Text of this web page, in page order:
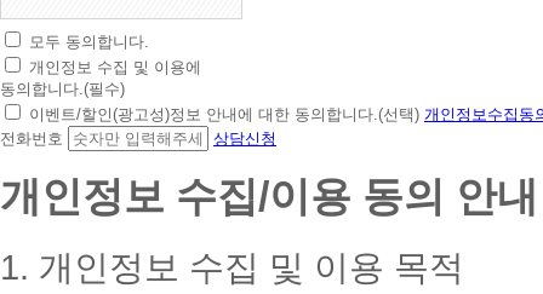
초
간
편
상
담
청
대
폰
모두 동의합니다.
개인정보 수집 및 이용에
동의합니다.(필수)
이벤트/할인(광고성)정보 안내에 대한 동의합니다.(선택) 개인정보수집동
전화번호
상담신청
개인정보 수집/이용 동의 안내
1. 개인정보 수집 및 이용 목적